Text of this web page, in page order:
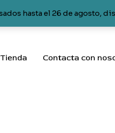
hasta el 26 de agosto,
Tienda Contacta con